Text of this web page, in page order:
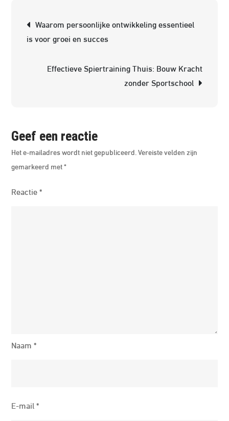
Waarom persoonlijke ontwikkeling essentieel
is voor groei en succes
Effectieve Spiertraining Thuis: Bouw Kracht
zonder Sportschool
Geef een reactie
Het e-mailadres wordt niet gepubliceerd. Vereiste velden zijn
gemarkeerd met*
Reactie*
Naam*
E-mail*